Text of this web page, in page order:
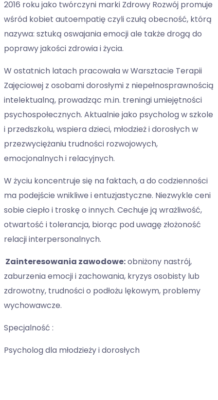
2016 roku jako twórczyni marki Zdrowy Rozwój promuje
wśród kobiet autoempatię czyli czułą obecność, którą
nazywa: sztuką oswajania emocji ale także drogą do
poprawy jakości zdrowia i życia.
W ostatnich latach pracowała w Warsztacie Terapii
Zajęciowej z osobami dorosłymi z niepełnosprawnością
intelektualną, prowadząc m.in. treningi umiejętności
psychospołecznych. Aktualnie jako psycholog w szkole
i przedszkolu, wspiera dzieci, młodzież i dorosłych w
przezwyciężaniu trudności rozwojowych,
emocjonalnych i relacyjnych.
W życiu koncentruje się na faktach, a do codzienności
ma podejście wnikliwe i entuzjastyczne. Niezwykle ceni
sobie ciepło i troskę o innych. Cechuje ją wrażliwość,
otwartość i tolerancja, biorąc pod uwagę złożoność
relacji interpersonalnych.
Zainteresowania zawodowe:obniżony nastrój,
zaburzenia emocji i zachowania, kryzys osobisty lub
zdrowotny, trudności o podłożu lękowym, problemy
wychowawcze.
Specjalność :
Psycholog dla młodzieży i dorosłych